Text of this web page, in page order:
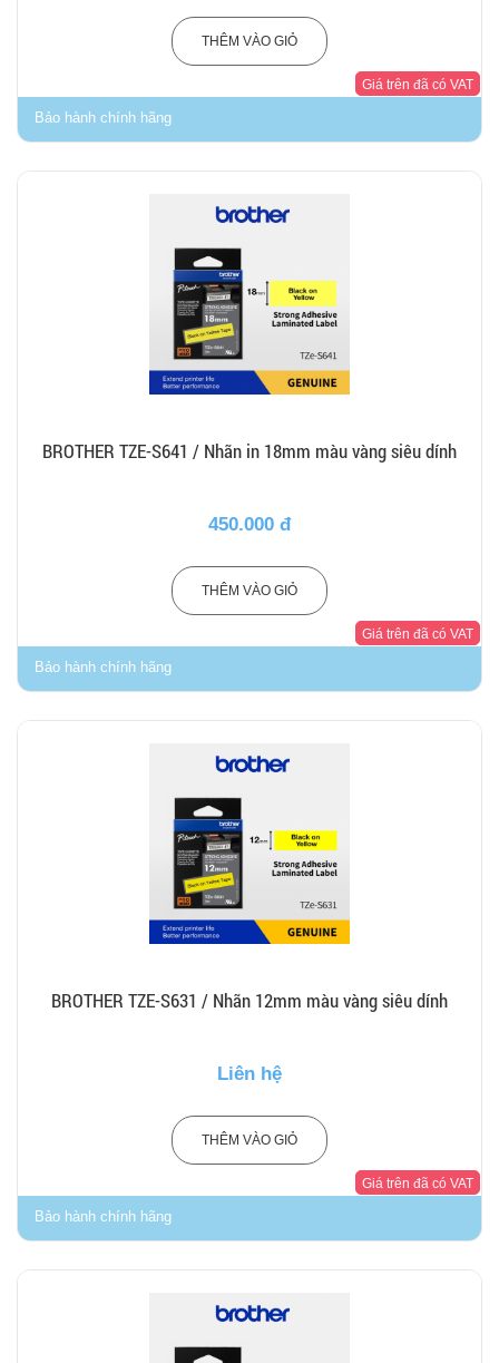
THÊM VÀO GIỎ
Bảo hành chính hãng
Giá trên đã có VAT
BROTHER TZE-S641 / Nhãn in 18mm màu vàng siêu dính
450.000 đ
THÊM VÀO GIỎ
Bảo hành chính hãng
Giá trên đã có VAT
BROTHER TZE-S631 / Nhãn 12mm màu vàng siêu dính
Liên hệ
THÊM VÀO GIỎ
Bảo hành chính hãng
Giá trên đã có VAT